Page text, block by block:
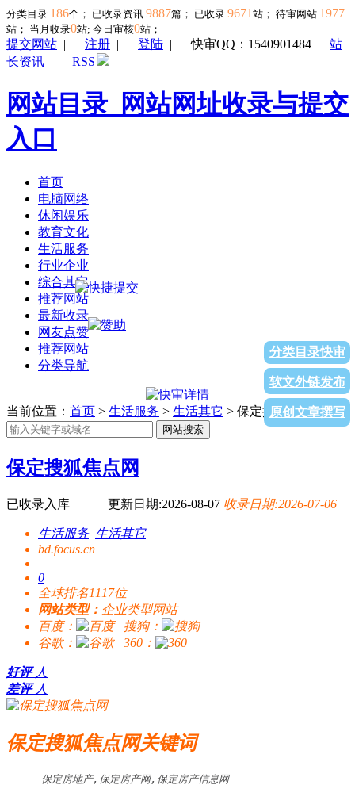
分类目录 186个； 已收录资讯 9887篇； 已收录 9671 站； 待审网站 1977
站； 当月收录0站; 今日审核0站；
提交网站 | 注册 | 登陆 |快审QQ：1540901484 | 站
长资讯 | RSS
网站目录_网站网址收录与提交
入口
首页
电脑网络
休闲娱乐
教育文化
生活服务
行业企业
综合其它
推荐网站
最新收录
网友点赞
推荐网站
分类导航
分类目录快审
软文外链发布
原创文章撰写
当前位置： 首页 > 生活服务 > 生活其它 > 保定搜狐焦点网
网站搜索
保定搜狐焦点网
已收录入库 更新日期:2026-08-07 收录日期:2026-07-06
生活服务 生活其它
bd.focus.cn
0
全球排名1117位
网站类型： 企业类型网站
百度：
搜狗：
谷歌：
360：
好评 人
差评 人
保定搜狐焦点网关键词
保定房地产,保定房产网,保定房产信息网